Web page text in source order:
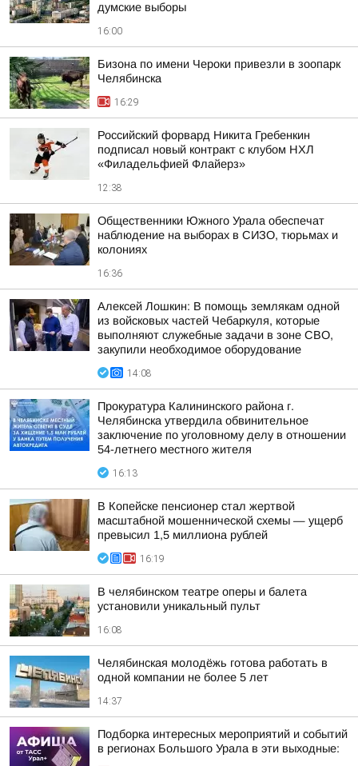
думские выборы
16:00
Бизона по имени Чероки привезли в зоопарк
Челябинска
16:29
Российский форвард Никита Гребенкин
подписал новый контракт с клубом НХЛ
«Филадельфией Флайерз»
12:38
Общественники Южного Урала обеспечат
наблюдение на выборах в СИЗО, тюрьмах и
колониях
16:36
Алексей Лошкин: В помощь землякам одной
из войсковых частей Чебаркуля, которые
выполняют служебные задачи в зоне СВО,
закупили необходимое оборудование
14:08
Прокуратура Калининского района г.
Челябинска утвердила обвинительное
заключение по уголовному делу в отношении
54-летнего местного жителя
16:13
В Копейске пенсионер стал жертвой
масштабной мошеннической схемы — ущерб
превысил 1,5 миллиона рублей
16:19
В челябинском театре оперы и балета
установили уникальный пульт
16:08
Челябинская молодёжь готова работать в
одной компании не более 5 лет
14:37
Подборка интересных мероприятий и событий
в регионах Большого Урала в эти выходные: